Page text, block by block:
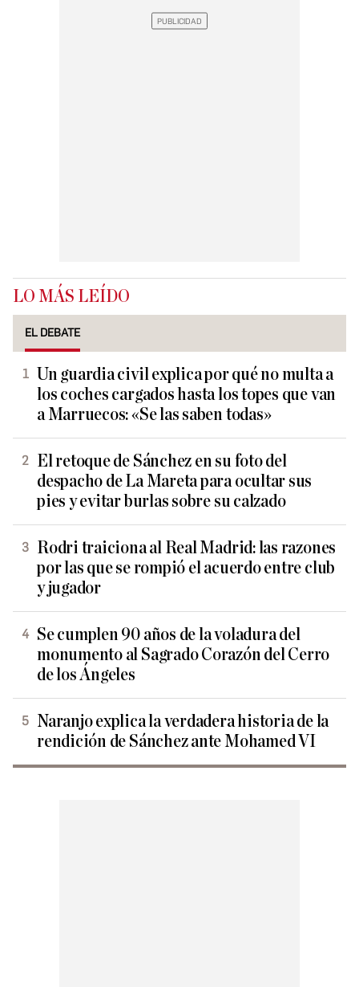
LO MÁS LEÍDO
EL DEBATE
Un guardia civil explica por qué no multa a
los coches cargados hasta los topes que van
a Marruecos: «Se las saben todas»
El retoque de Sánchez en su foto del
despacho de La Mareta para ocultar sus
pies y evitar burlas sobre su calzado
Rodri traiciona al Real Madrid: las razones
por las que se rompió el acuerdo entre club
y jugador
Se cumplen 90 años de la voladura del
monumento al Sagrado Corazón del Cerro
de los Ángeles
Naranjo explica la verdadera historia de la
rendición de Sánchez ante Mohamed VI